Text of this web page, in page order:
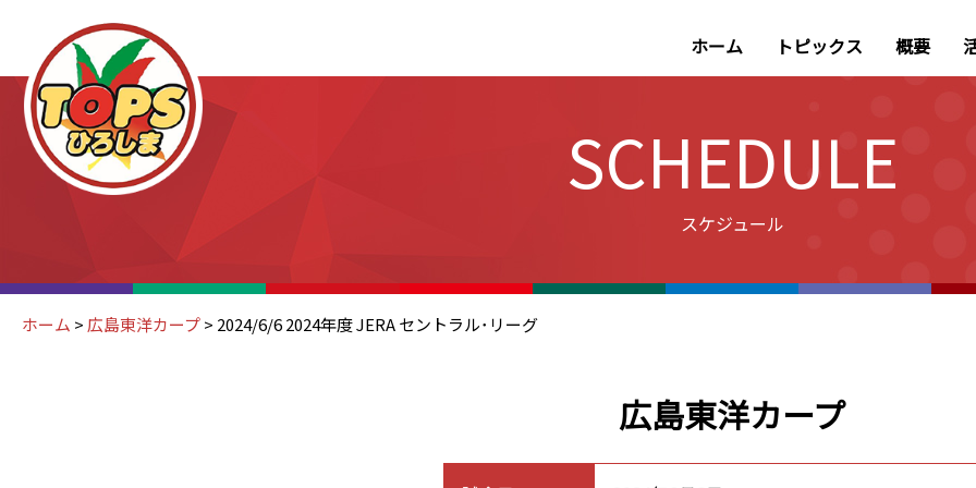
ホーム トピックス 概要
SCHEDULE
スケジュール
ホーム > 広島東洋カープ> 2024/6/6 2024年度 JERA セントラル･リーグ
広島東洋カープ